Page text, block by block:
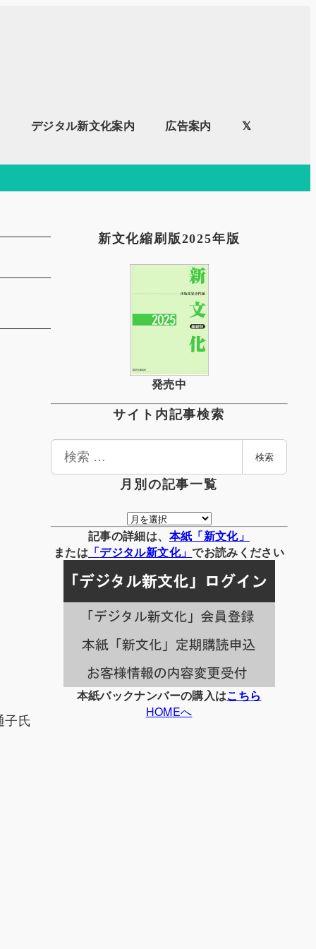
デジタル新文化案内 広告案内 𝕏
子氏
新文化縮刷版2025年版
発売中
サイト内記事検索
検
検索
月別の記事一覧
月
別
の
事
一
覧
記事の詳細は、 本紙「新文化」
または 「デジタル新文化」でお読みください
本紙バックナンバーの購入はこちら
HOMEへ